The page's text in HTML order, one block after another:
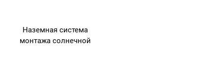
Наземная система
монтажа солнечной